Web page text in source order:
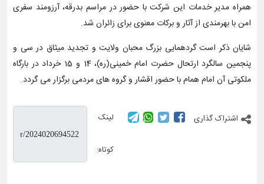
همراه مدیر خدمات این شرکت با حضور در مراسم بدرقه، آرزومند سفری
امن با بهرمندی از آثار و برکات معنوی برای زائران شد.
شایان ذکر است گردهمایی بزرگ محبان ولایت و تجدید میثاق در سی و
پنجمین سالگرد ارتحال حضرت امام خمینی(ره)، 14 و 15 خرداد در بارگاه
ملکوتی آن امام همام با حضور اقشار و گروه های مردمی برگزار می گردد.
اشتراک گذاری لینک
کوتاه: